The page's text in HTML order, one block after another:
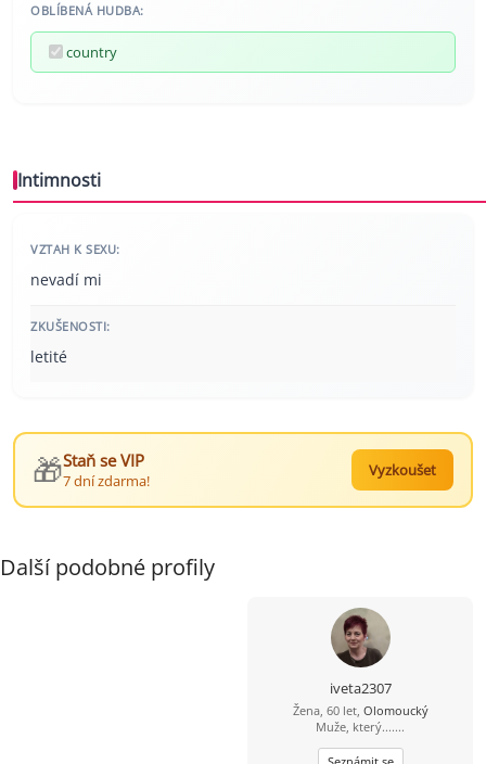
OBLÍBENÁ HUDBA:
country
Intimnosti
VZTAH K SEXU:
nevadí mi
ZKUŠENOSTI:
letité
🎁Staň se VIP
7 dní zdarma!
Vyzkoušet
Další podobné profily
iveta2307
Žena, 60 let, Olomoucký
Muže, který.......